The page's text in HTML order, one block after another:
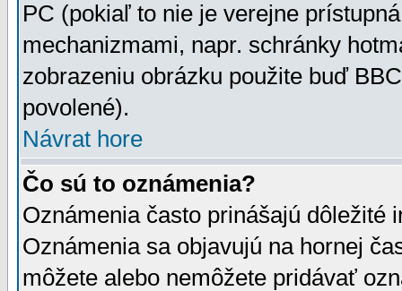
PC (pokiaľ to nie je verejne
mechanizmami, napr. schránky
zobrazeniu obrázku použite buď
povolené).
Návrat hore
Čo sú to oznámenia?
Oznámenia často prinášajú dôležité
Oznámenia sa objavujú na hornej
môžete alebo nemôžete pridávať